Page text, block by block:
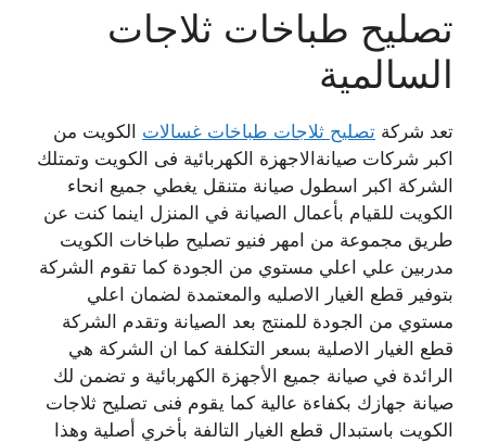
تصليح طباخات ثلاجات
السالمية
تعد شركة تصليح ثلاجات طباخات غسالات الكويت من
اكبر شركات صيانةالاجهزة الكهربائية فى الكويت وتمتلك
الشركة اكبر اسطول صيانة متنقل يغطي جميع انحاء
الكويت للقيام بأعمال الصيانة في المنزل اينما كنت عن
طريق مجموعة من امهر فنيو تصليح طباخات الكويت
مدربين علي اعلي مستوي من الجودة كما تقوم الشركة
بتوفير قطع الغيار الاصليه والمعتمدة لضمان اعلي
مستوي من الجودة للمنتج بعد الصيانة وتقدم الشركة
قطع الغيار الاصلية بسعر التكلفة كما ان الشركة هي
الرائدة في صيانة جميع الأجهزة الكهربائية و تضمن لك
صيانة جهازك بكفاءة عالية كما يقوم فنى تصليح ثلاجات
الكويت باستبدال قطع الغيار التالفة بأخري أصلية وهذا